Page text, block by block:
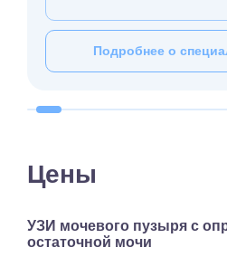
Подробнее о
Цены
УЗИ мочевого пузыря с
остаточной мочи